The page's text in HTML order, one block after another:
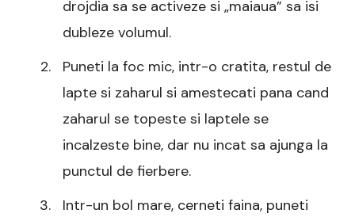
drojdia sa se activeze si „maiaua” sa isi
dubleze volumul.
Puneti la foc mic, intr-o cratita, restul de
lapte si zaharul si amestecati pana cand
zaharul se topeste si laptele se
incalzeste bine, dar nu incat sa ajunga la
punctul de fierbere.
Intr-un bol mare, cerneti faina, puneti